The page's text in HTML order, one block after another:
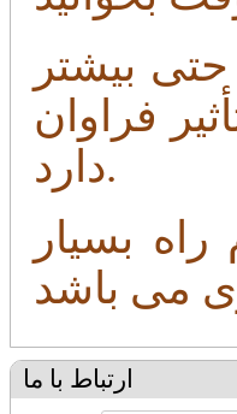
حتی بیشتر
فراوان
دارد.
بسیار
ارتباط با ما